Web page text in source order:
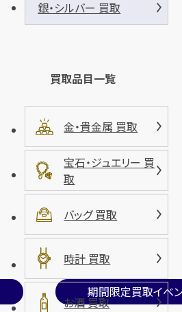
期間限定買取イベ
銀・シルバー 買取
買取品目一覧
金・貴金属 買取
宝石・ジュエリー 買
取
バッグ 買取
時計 買取
お酒 買取